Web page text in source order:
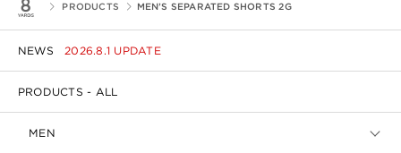
PRODUCTS MEN’S SEPARATED SHORTS 2G
NEWS 2026.8.1 UPDATE
PRODUCTS - ALL
MEN